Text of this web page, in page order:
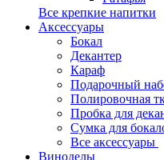
Все крепкие напитки
Аксессуары
Бокал
Декантер
Караф
Подарочный
Полировочная
Пробка для
Сумка для
Все аксессуары
Виноделы